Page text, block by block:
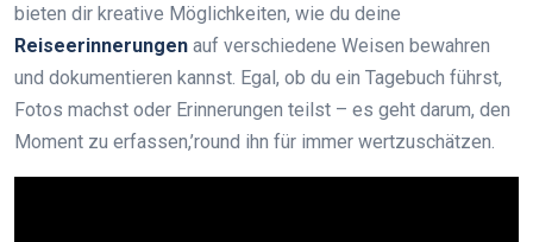
bieten dir kreative Möglichkeiten, wie du deine
Reiseerinnerungen auf verschiedene Weisen bewahren
und dokumentieren kannst. Egal, ob du ein Tagebuch führst,
Fotos machst oder Erinnerungen teilst – es geht darum, den
Moment zu erfassen,’round ihn für immer wertzuschätzen.